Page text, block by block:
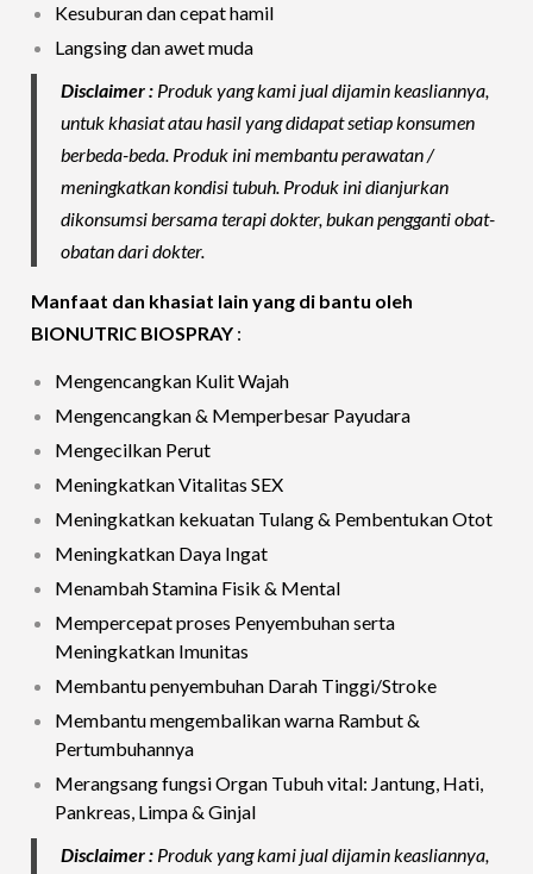
Kesuburan dan cepat hamil
Langsing dan awet muda
Disclaimer : Produk yang kami jual dijamin keasliannya,
untuk khasiat atau hasil yang didapat setiap konsumen
berbeda-beda. Produk ini membantu perawatan /
meningkatkan kondisi tubuh. Produk ini dianjurkan
dikonsumsi bersama terapi dokter, bukan pengganti obat-
obatan dari dokter.
Manfaat dan khasiat lain yang di bantu oleh
BIONUTRIC BIOSPRAY :
Mengencangkan Kulit Wajah
Mengencangkan & Memperbesar Payudara
Mengecilkan Perut
Meningkatkan Vitalitas SEX
Meningkatkan kekuatan Tulang & Pembentukan Otot
Meningkatkan Daya Ingat
Menambah Stamina Fisik & Mental
Mempercepat proses Penyembuhan serta
Meningkatkan Imunitas
Membantu penyembuhan Darah Tinggi/Stroke
Membantu mengembalikan warna Rambut &
Pertumbuhannya
Merangsang fungsi Organ Tubuh vital: Jantung, Hati,
Pankreas, Limpa & Ginjal
Disclaimer : Produk yang kami jual dijamin keasliannya,